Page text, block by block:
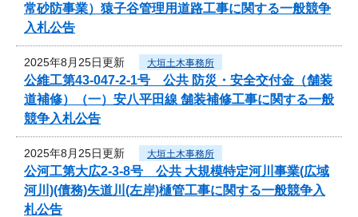
常砂防事業）猿子谷管理用道路工事に関する一般競争
入札公告
2025年8月25日更新 大垣土木事務所
公維工第43-047-2-1号 公共 防災・安全交付金（舗装
道補修）（一）安八平田線 舗装補修工事に関する一般
競争入札公告
2025年8月25日更新 大垣土木事務所
公河工第大広2-3-8号 公共 大規模特定河川事業(広域
河川)(債務)矢道川(左岸)樋管工事に関する一般競争入
札公告